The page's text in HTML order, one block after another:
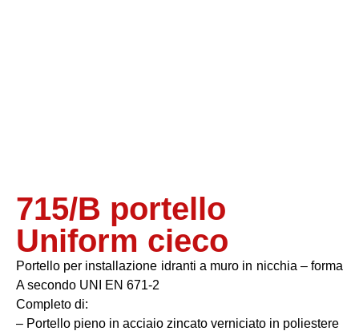
715/B portello
Uniform cieco
Portello per installazione idranti a muro in nicchia – forma
A secondo UNI EN 671-2
Completo di:
– Portello pieno in acciaio zincato verniciato in poliestere